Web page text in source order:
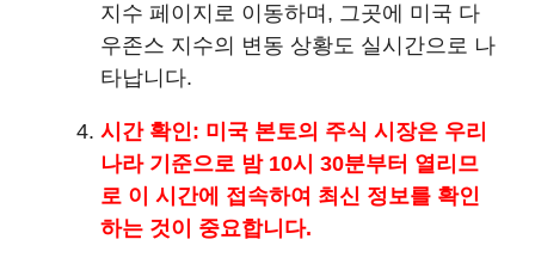
지수 페이지로 이동하며, 그곳에 미국 다
우존스 지수의 변동 상황도 실시간으로 나
타납니다.
시간 확인: 미국 본토의 주식 시장은 우리
나라 기준으로 밤 10시 30분부터 열리므
로 이 시간에 접속하여 최신 정보를 확인
하는 것이 중요합니다.